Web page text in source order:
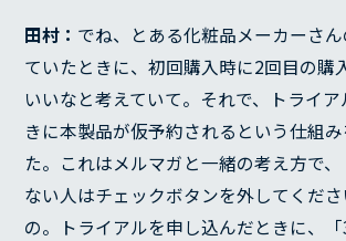
田村： でね、とある化粧品メーカーさ
ていたときに、初回購入時に2回目の購
いいなと考えていて。それで、トライ
きに本製品が仮予約されるという仕組
た。これはメルマガと一緒の考え方で
ない人はチェックボタンを外してくだ
の。トライアルを申し込んだときに、